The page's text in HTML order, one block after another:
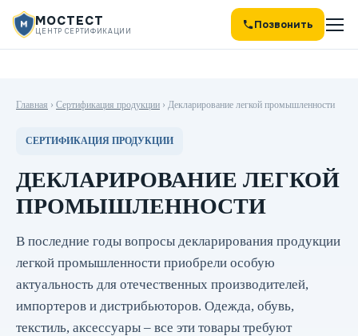
МОСТЕСТ
ЦЕНТР СЕРТИФИКАЦИИ Позвонить
Главная › Сертификация продукции › Декларирование легкой промышленности
СЕРТИФИКАЦИЯ ПРОДУКЦИИ
ДЕКЛАРИРОВАНИЕ ЛЕГКОЙ
ПРОМЫШЛЕННОСТИ
В последние годы вопросы декларирования продукции
легкой промышленности приобрели особую
актуальность для отечественных производителей,
импортеров и дистрибьюторов. Одежда, обувь,
текстиль, аксессуары – все эти товары требуют